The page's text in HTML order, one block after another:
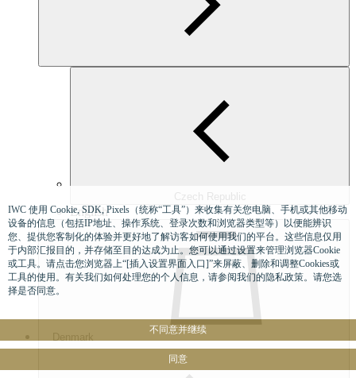
Czech Republic
English
Denmark
IWC 使用 Cookie, SDK, Pixels（统称“工具”）来收集有关您电脑、手机或其他移动
设备的信息（包括IP地址、操作系统、登录次数和浏览器类型等）以便能辨识
您、提供您客制化的体验并更好地了解访客如何使用我们的平台。这些信息仅用
于内部汇报目的，并存储至目的达成为止。您可以通过设置来管理浏览器Cookie
或工具。请点击您浏览器上“[插入设置界面入口]”来屏蔽、删除和调整Cookies或
工具的使用。有关我们如何处理您的个人信息，请参阅我们的隐私政策。请您选
择是否同意。
不同意并继续
同意